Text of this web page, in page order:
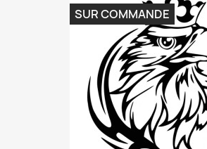
SUR COMMANDE